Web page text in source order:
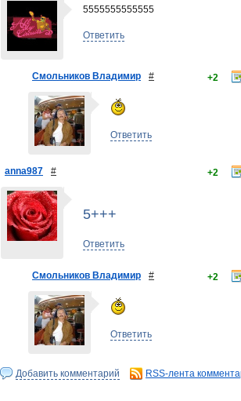
5555555555555
Ответить
Смольников Владимир # +2
Ответить
anna987 # +2
5+++
Ответить
Смольников Владимир # +2
Ответить
Добавить комментарий RSS-лента